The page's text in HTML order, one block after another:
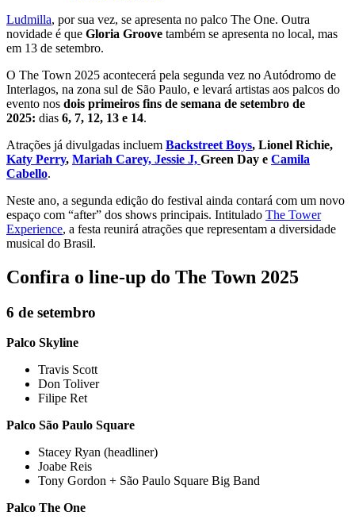
Ludmilla, por sua vez, se apresenta no palco The One. Outra
novidade é que Gloria Groove também se apresenta no local, mas
em 13 de setembro.
O The Town 2025 acontecerá pela segunda vez no Autódromo de
Interlagos, na zona sul de São Paulo, e levará artistas aos palcos do
evento nos dois primeiros fins de semana de setembro de
2025: dias 6, 7, 12, 13 e 14.
Atrações já divulgadas incluem Backstreet Boys, Lionel Richie,
Katy Perry, Mariah Carey, Jessie J, Green Day e Camila
Cabello.
Neste ano, a segunda edição do festival ainda contará com um novo
espaço com “after” dos shows principais. Intitulado The Tower
Experience, a festa reunirá atrações que representam a diversidade
musical do Brasil.
Confira o line-up do The Town 2025
6 de setembro
Palco Skyline
Travis Scott
Don Toliver
Filipe Ret
Palco São Paulo Square
Stacey Ryan (headliner)
Joabe Reis
Tony Gordon + São Paulo Square Big Band
Palco The One